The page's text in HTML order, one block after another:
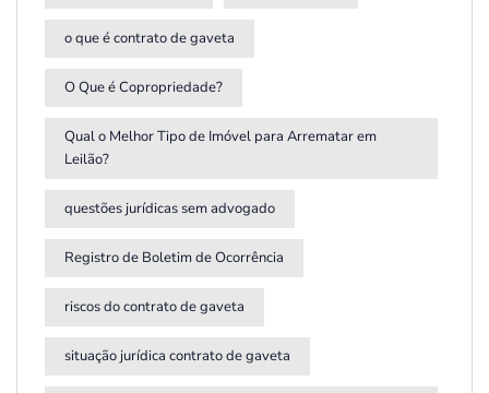
o que é contrato de gaveta
O Que é Copropriedade?
Qual o Melhor Tipo de Imóvel para Arrematar em
Leilão?
questões jurídicas sem advogado
Registro de Boletim de Ocorrência
riscos do contrato de gaveta
situação jurídica contrato de gaveta